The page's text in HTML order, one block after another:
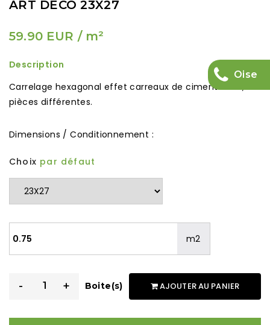
Oise
ART DECO 23X27
59.90 EUR / m²
Description
Carrelage hexagonal effet carreaux de ciment mat ,15
pièces différentes.
Dimensions / Conditionnement :
Choix par défaut
m2
- + Boite(s) AJOUTER AU PANIER